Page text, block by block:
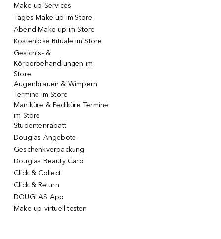
Make-up-Services
Tages-Make-up im Store
Abend-Make-up im Store
Kostenlose Rituale im Store
Gesichts- &
Körperbehandlungen im
Store
Augenbrauen & Wimpern
Termine im Store
Maniküre & Pediküre Termine
im Store
Studentenrabatt
Douglas Angebote
Geschenkverpackung
Douglas Beauty Card
Click & Collect
Click & Return
DOUGLAS App
Make-up virtuell testen